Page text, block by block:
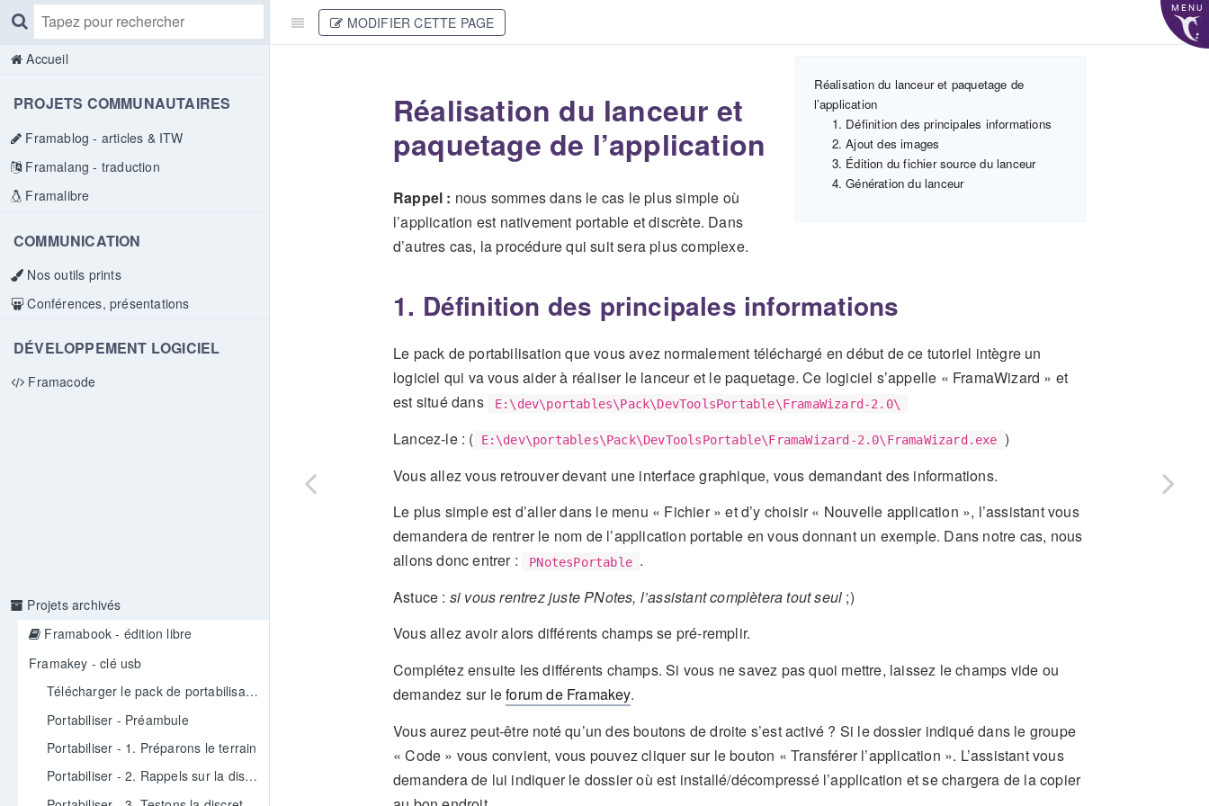
MENU
Accueil
PROJETS COMMUNAUTAIRES
Framablog - articles & ITW
Framalang - traduction
Framalibre
COMMUNICATION
Nos outils prints
Conférences, présentations
DÉVELOPPEMENT LOGICIEL
Framacode
Projets archivés
Framabook - édition libre
Framakey - clé usb
Télécharger le pack de portabilisation
Portabiliser - Préambule
Portabiliser - 1. Préparons le terrain
Portabiliser - 2. Rappels sur la discrétion et la portabilité
MODIFIER CETTE PAGE
Réalisation du lanceur et paquetage de
l’application
1. Définition des principales informations
2. Ajout des images
3. Édition du fichier source du lanceur
4. Génération du lanceur
Réalisation du lanceur et
paquetage de l’application
Rappel : nous sommes dans le cas le plus simple où
l’application est nativement portable et discrète. Dans
d’autres cas, la procédure qui suit sera plus complexe.
1. Définition des principales informations
Le pack de portabilisation que vous avez normalement téléchargé en début de ce tutoriel intègre un
logiciel qui va vous aider à réaliser le lanceur et le paquetage. Ce logiciel s’appelle « FramaWizard » et
est situé dans
E:\dev\portables\Pack\DevToolsPortable\FramaWizard-2.0\
Lancez-le : ( E:\dev\portables\Pack\DevToolsPortable\FramaWizard-2.0\FramaWizard.exe )
Vous allez vous retrouver devant une interface graphique, vous demandant des informations.
Le plus simple est d’aller dans le menu « Fichier » et d’y choisir « Nouvelle application », l’assistant vous
demandera de rentrer le nom de l’application portable en vous donnant un exemple. Dans notre cas, nous
allons donc entrer :
PNotesPortable .
Astuce : si vous rentrez juste PNotes, l’assistant complètera tout seul ;)
Vous allez avoir alors différents champs se pré-remplir.
Complétez ensuite les différents champs. Si vous ne savez pas quoi mettre, laissez le champs vide ou
demandez sur leforum de Framakey.
Vous aurez peut-être noté qu’un des boutons de droite s’est activé ? Si le dossier indiqué dans le groupe
« Code » vous convient, vous pouvez cliquer sur le bouton « Transférer l’application ». L’assistant vous
demandera de lui indiquer le dossier où est installé/décompressé l’application et se chargera de la copier